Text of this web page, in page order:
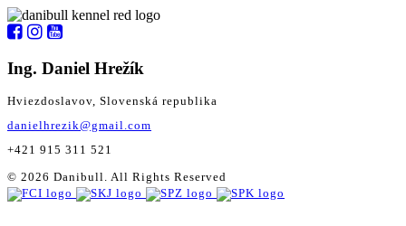
Ing. Daniel Hrežík
Hviezdoslavov, Slovenská republika
danielhrezik@gmail.com
+421 915 311 521
© 2026 Danibull. All Rights Reserved